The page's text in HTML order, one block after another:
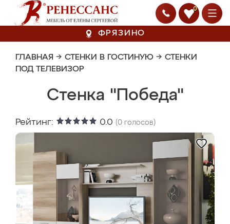
0
ФРЯЗИНО
ГЛАВНАЯ → СТЕНКИ В ГОСТИНУЮ → СТЕНКИ
ПОД ТЕЛЕВИЗОР
Стенка "Победа"
Рейтинг: 0.0 (0 голосов)